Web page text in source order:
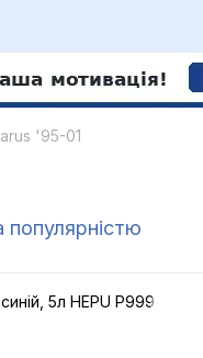
'95-01
популярністю